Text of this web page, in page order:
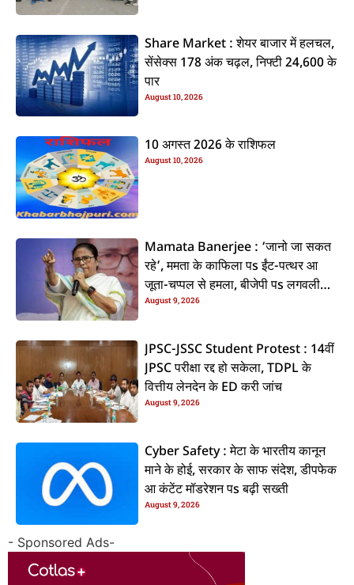
Share Market : शेयर बाजार में हलचल,
सेंसेक्स 178 अंक चढ़ल, निफ्टी 24,600 के
पार
August 10, 2026
10 अगस्त 2026 के राशिफल
August 10, 2026
Mamata Banerjee : ‘जानो जा सकत
रहे’, ममता के काफिला पs ईंट-पत्थर आ
जूता-चप्पल से हमला, बीजेपी पs लगवली
आरोप
August 9, 2026
JPSC-JSSC Student Protest : 14वीं
JPSC परीक्षा रद्द हो सकेला, TDPL के
वित्तीय लेनदेन के ED करी जांच
August 9, 2026
Cyber Safety : मेटा के भारतीय कानून
माने के होई, सरकार के साफ संदेश, डीपफेक
आ कंटेंट मॉडरेशन पs बढ़ी सख्ती
August 9, 2026
- Sponsored Ads-